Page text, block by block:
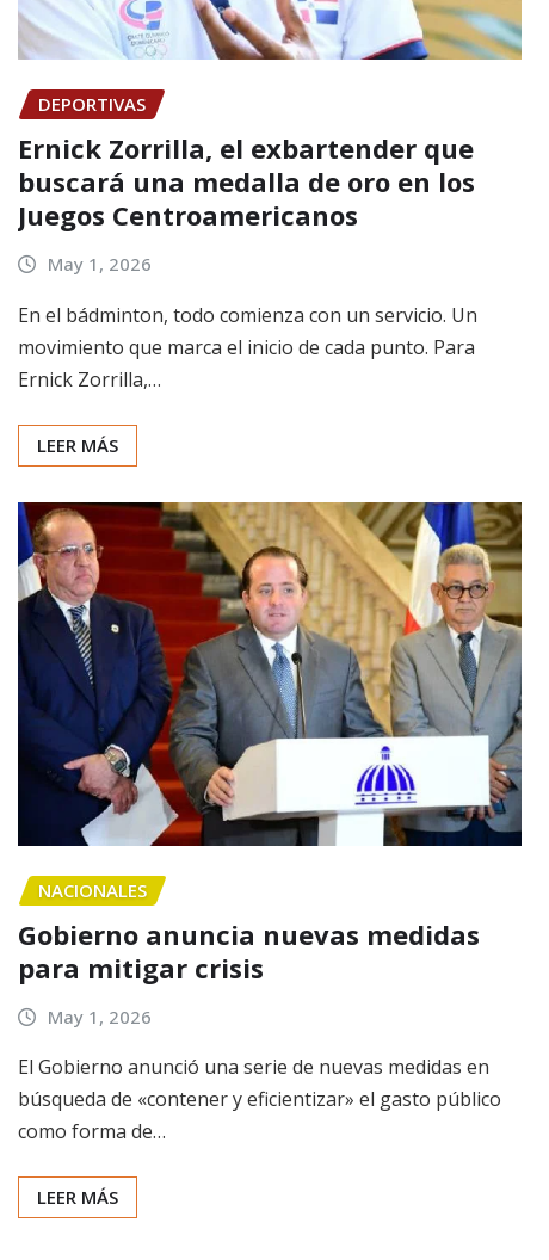
DEPORTIVAS
Ernick Zorrilla, el exbartender que
buscará una medalla de oro en los
Juegos Centroamericanos
May 1, 2026
En el bádminton, todo comienza con un servicio. Un
movimiento que marca el inicio de cada punto. Para
Ernick Zorrilla,…
LEER MÁS
NACIONALES
Gobierno anuncia nuevas medidas
para mitigar crisis
May 1, 2026
El Gobierno anunció una serie de nuevas medidas en
búsqueda de «contener y eficientizar» el gasto público
como forma de…
LEER MÁS